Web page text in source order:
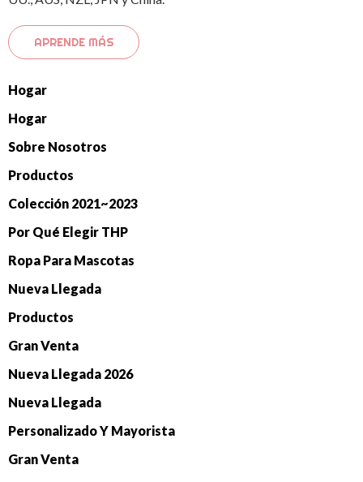
APRENDE MÁS
Hogar
Hogar
Sobre Nosotros
Productos
Colección 2021~2023
Por Qué Elegir THP
Ropa Para Mascotas
Nueva Llegada
Productos
Gran Venta
Nueva Llegada 2026
Nueva Llegada
Personalizado Y Mayorista
Gran Venta